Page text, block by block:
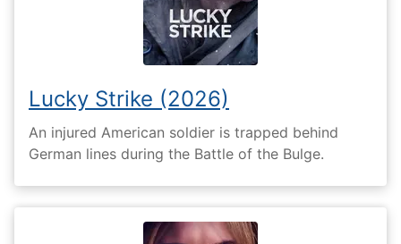
Lucky Strike (2026)
An injured American soldier is trapped behind
German lines during the Battle of the Bulge.